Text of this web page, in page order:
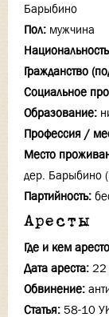
Барыбино
Пол: мужчина
Гражданство
Социальное
Образование:
Профессия /
Место
дер. Барыбино
Партийность:
Аресты
Где и кем
Дата ареста: 22
Обвинение:
Статья: 58-10